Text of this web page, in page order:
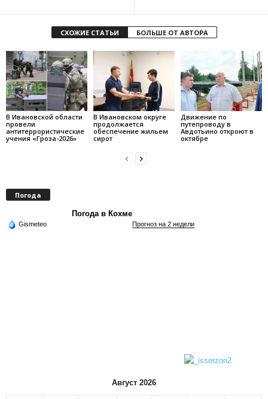
СХОЖИЕ СТАТЬИ БОЛЬШЕ ОТ АВТОРА
В Ивановской области
провели
антитеррористические
учения «Гроза-2026»
В Ивановском округе
продолжается
обеспечение жильем
сирот
Движение по
путепроводу в
Авдотьино откроют в
октябре
Погода
Погода в Кохме
Gismeteo Прогноз на 2 недели
Август 2026